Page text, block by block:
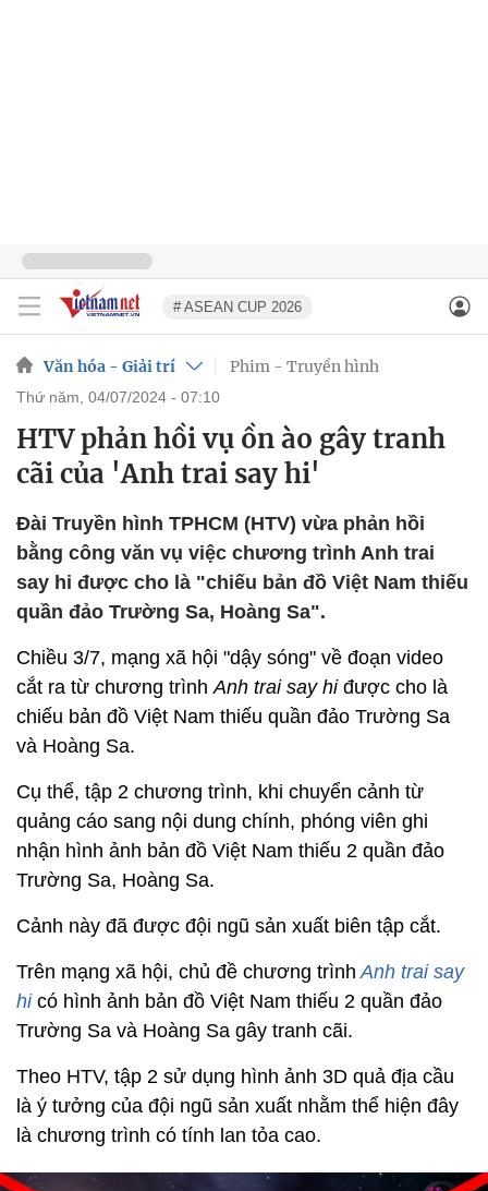
# ASEAN CUP 2026
Văn hóa - Giải trí Phim - Truyền hình
thứ năm, 04/07/2024 - 07:10
HTV phản hồi vụ ồn ào gây tranh
cãi của 'Anh trai say hi'
Đài Truyền hình TPHCM (HTV) vừa phản hồi
bằng công văn vụ việc chương trình Anh trai
say hi được cho là "chiếu bản đồ Việt Nam thiếu
quần đảo Trường Sa, Hoàng Sa".
Chiều 3/7, mạng xã hội "dậy sóng" về đoạn video
cắt ra từ chương trìnhAnh trai say hiđược cho là
chiếu bản đồ Việt Nam thiếu quần đảo Trường Sa
và Hoàng Sa.
Cụ thể, tập 2 chương trình, khi chuyển cảnh từ
quảng cáo sang nội dung chính, phóng viên ghi
nhận hình ảnh bản đồ Việt Nam thiếu 2 quần đảo
Trường Sa, Hoàng Sa.
Cảnh này đã được đội ngũ sản xuất biên tập cắt.
Trên mạng xã hội, chủ đề chương trình Anh trai say
hi có hình ảnh bản đồ Việt Nam thiếu 2 quần đảo
Trường Sa và Hoàng Sa gây tranh cãi.
Theo HTV, tập 2 sử dụng hình ảnh 3D quả địa cầu
là ý tưởng của đội ngũ sản xuất nhằm thể hiện đây
là chương trình có tính lan tỏa cao.